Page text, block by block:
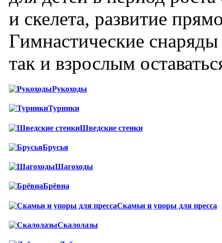
и скелета, развитие
Гимнастические
так и взрослым
Рукоходы
Турники
Шведские стенки
Брусья
Шагоходы
Брёвна
Скамьи и упоры для пресса
Скалолазы